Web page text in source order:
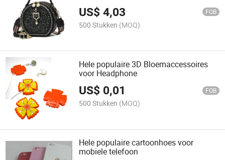
US$4,03 FOB
500 Stukken (MOQ)
Hele populaire 3D Bloemaccessoires
voor Headphone
US$ 0,01 FOB
500 Stukken (MOQ)
Hele populaire cartoonhoes voor
mobiele telefoon